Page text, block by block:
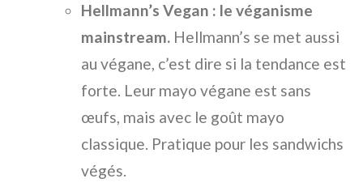
Hellmann’s Vegan : le véganisme
mainstream. Hellmann’s se met aussi
au végane, c’est dire si la tendance est
forte. Leur mayo végane est sans
œufs, mais avec le goût mayo
classique. Pratique pour les sandwichs
végés.